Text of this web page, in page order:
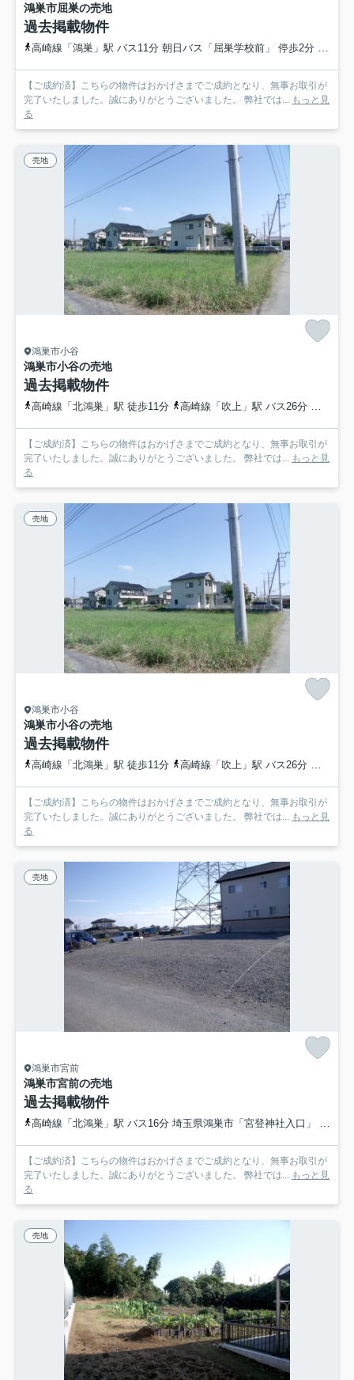
鴻巣市屈巣の売地
過去掲載物件
高崎線「鴻巣」駅 バス11分 朝日バス「屈巣学校前」 停歩2分
【ご成約済】こちらの物件はおかげさまでご成約となり、無事お取引が
完了いたしました。誠にありがとうございました。 弊社では...
もっと見
る
売地
鴻巣市小谷
鴻巣市小谷の売地
過去掲載物件
高崎線「北鴻巣」駅 徒歩11分 高崎線「吹上」駅 バス26分 埼玉県鴻巣市「北鴻巣駅東口」 停歩13分
【ご成約済】こちらの物件はおかげさまでご成約となり、無事お取引が
完了いたしました。誠にありがとうございました。 弊社では...
もっと見
る
売地
鴻巣市小谷
鴻巣市小谷の売地
過去掲載物件
高崎線「北鴻巣」駅 徒歩11分 高崎線「吹上」駅 バス26分 埼玉県鴻巣市「北鴻巣駅東口」 停歩13分
【ご成約済】こちらの物件はおかげさまでご成約となり、無事お取引が
完了いたしました。誠にありがとうございました。 弊社では...
もっと見
る
売地
鴻巣市宮前
鴻巣市宮前の売地
過去掲載物件
高崎線「北鴻巣」駅 バス16分 埼玉県鴻巣市「宮登神社入口」 停歩6分
【ご成約済】こちらの物件はおかげさまでご成約となり、無事お取引が
完了いたしました。誠にありがとうございました。 弊社では... もっと見
る
売地